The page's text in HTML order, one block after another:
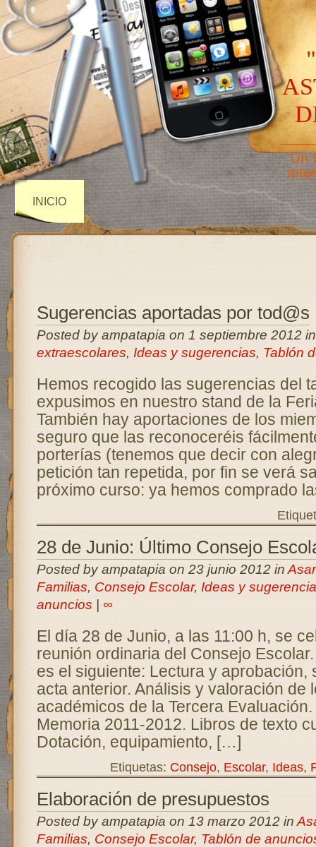
Un
INICIO
Sugerencias aportadas por tod@s
Posted by ampatapia on 1 septiembre 2012
extraescolares, Ideas y sugerencias, Tablón
Hemos recogido las sugerencias del
expusimos en nuestro stand de la
También hay aportaciones de los
seguro que las reconoceréis
porterías (tenemos que decir con
petición tan repetida, por fin se verá
próximo curso: ya hemos comprado
28 de Junio: Último Consejo
Posted by ampatapia on 23 junio 2012 in
Familias, Consejo Escolar, Ideas y
anuncios
∞
El día 28 de Junio, a las 11:00 h, se
reunión ordinaria del Consejo
es el siguiente: Lectura y aprobación,
acta anterior. Análisis y valoración de
académicos de la Tercera
Memoria 2011-2012. Libros de texto
Dotación, equipamiento, […]
Etiquetas: Consejo, Escolar, Ideas,
Elaboración de presupuestos
Posted by ampatapia on 13 marzo 2012 in
Familias, Consejo Escolar, Tablón de